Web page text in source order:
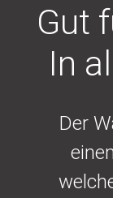
Gut
In
Der